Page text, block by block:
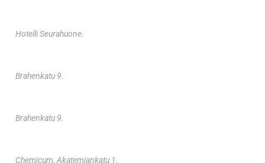
Hotelli Seurahuone.
Brahenkatu 9.
Brahenkatu 9.
Chemicum, Akatemiankatu 1.